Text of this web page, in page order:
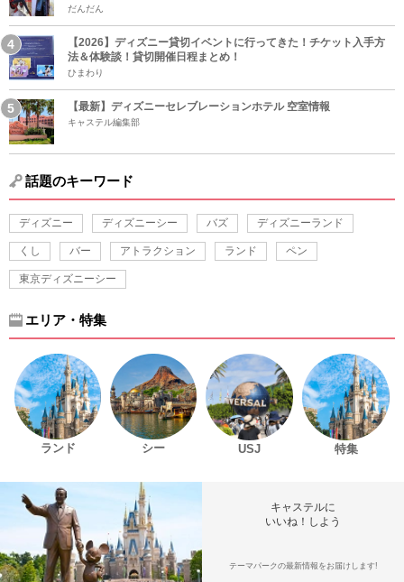
だんだん
【2026】ディズニー貸切イベントに行ってきた！チケット入手方
法＆体験談！貸切開催日程まとめ！
ひまわり
【最新】ディズニーセレブレーションホテル 空室情報
キャステル編集部
話題のキーワード
ディズニー ディズニーシー バズ ディズニーランド
くし バー アトラクション ランド ペン
東京ディズニーシー
エリア・特集
ランド シー USJ 特集
キャステルに
いいね！しよう
テーマパークの最新情報をお届けします!